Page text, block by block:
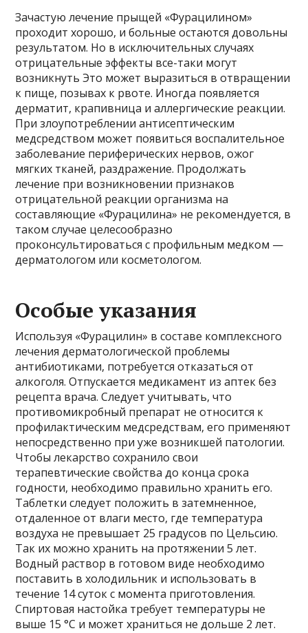
Зачастую лечение прыщей «Фурацилином»
проходит хорошо, и больные остаются довольны
результатом. Но в исключительных случаях
отрицательные эффекты все-таки могут
возникнуть Это может выразиться в отвращении
к пище, позывах к рвоте. Иногда появляется
дерматит, крапивница и аллергические реакции.
При злоупотреблении антисептическим
медсредством может появиться воспалительное
заболевание периферических нервов, ожог
мягких тканей, раздражение. Продолжать
лечение при возникновении признаков
отрицательной реакции организма на
составляющие «Фурацилина» не рекомендуется, в
таком случае целесообразно
проконсультироваться с профильным медком —
дерматологом или косметологом.
Особые указания
Используя «Фурацилин» в составе комплексного
лечения дерматологической проблемы
антибиотиками, потребуется отказаться от
алкоголя. Отпускается медикамент из аптек без
рецепта врача. Следует учитывать, что
противомикробный препарат не относится к
профилактическим медсредствам, его применяют
непосредственно при уже возникшей патологии.
Чтобы лекарство сохранило свои
терапевтические свойства до конца срока
годности, необходимо правильно хранить его.
Таблетки следует положить в затемненное,
отдаленное от влаги место, где температура
воздуха не превышает 25 градусов по Цельсию.
Так их можно хранить на протяжении 5 лет.
Водный раствор в готовом виде необходимо
поставить в холодильник и использовать в
течение 14 суток с момента приготовления.
Спиртовая настойка требует температуры не
выше 15 °C и может храниться не дольше 2 лет.